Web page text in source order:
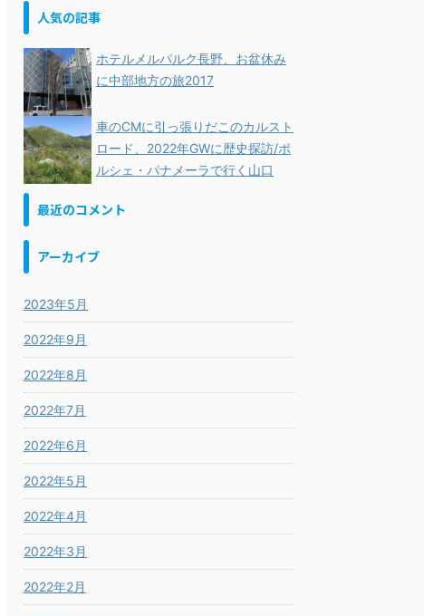
人気の記事
ホテルメルパルク長野、お盆休み
に中部地方の旅2017
車のCMに引っ張りだこのカルスト
ロード、2022年GWに歴史探訪/ポ
ルシェ・パナメーラで行く山口
最近のコメント
アーカイブ
2023年5月
2022年9月
2022年8月
2022年7月
2022年6月
2022年5月
2022年4月
2022年3月
2022年2月